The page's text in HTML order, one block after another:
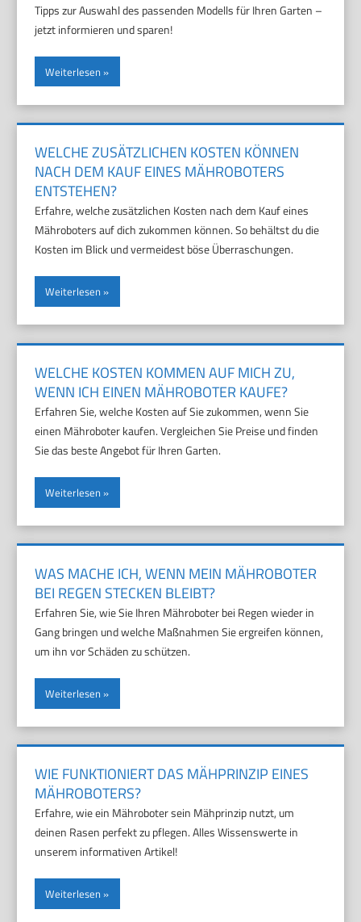
Tipps zur Auswahl des passenden Modells für Ihren Garten –
jetzt informieren und sparen!
Weiterlesen
WELCHE ZUSÄTZLICHEN KOSTEN KÖNNEN
NACH DEM KAUF EINES MÄHROBOTERS
ENTSTEHEN?
Erfahre, welche zusätzlichen Kosten nach dem Kauf eines
Mähroboters auf dich zukommen können. So behältst du die
Kosten im Blick und vermeidest böse Überraschungen.
Weiterlesen
WELCHE KOSTEN KOMMEN AUF MICH ZU,
WENN ICH EINEN MÄHROBOTER KAUFE?
Erfahren Sie, welche Kosten auf Sie zukommen, wenn Sie
einen Mähroboter kaufen. Vergleichen Sie Preise und finden
Sie das beste Angebot für Ihren Garten.
Weiterlesen
WAS MACHE ICH, WENN MEIN MÄHROBOTER
BEI REGEN STECKEN BLEIBT?
Erfahren Sie, wie Sie Ihren Mähroboter bei Regen wieder in
Gang bringen und welche Maßnahmen Sie ergreifen können,
um ihn vor Schäden zu schützen.
Weiterlesen
WIE FUNKTIONIERT DAS MÄHPRINZIP EINES
MÄHROBOTERS?
Erfahre, wie ein Mähroboter sein Mähprinzip nutzt, um
deinen Rasen perfekt zu pflegen. Alles Wissenswerte in
unserem informativen Artikel!
Weiterlesen